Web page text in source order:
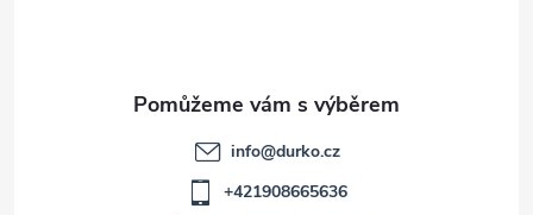
info@durko.cz
+421908665636